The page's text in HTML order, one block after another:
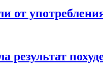
от
результат